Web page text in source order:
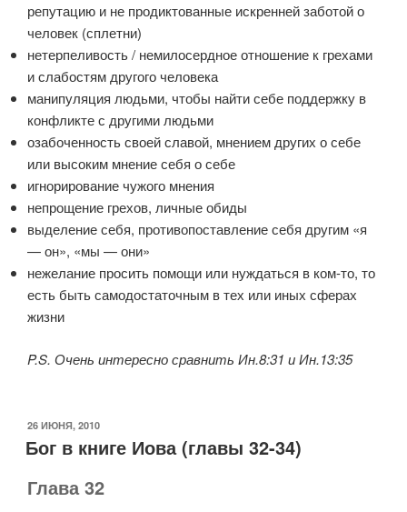
репутацию и не продиктованные искренней заботой о
человек (сплетни)
нетерпеливость / немилосердное отношение к грехами
и слабостям другого человека
манипуляция людьми, чтобы найти себе поддержку в
конфликте с другими людьми
озабоченность своей славой, мнением других о себе
или высоким мнение себя о себе
игнорирование чужого мнения
непрощение грехов, личные обиды
выделение себя, противопоставление себя другим «я
— он», «мы — они»
нежелание просить помощи или нуждаться в ком-то, то
есть быть самодостаточным в тех или иных сферах
жизни
P.S. Очень интересно сравнить Ин.8:31 и Ин.13:35
ОПУБЛИКОВАНО
26 ИЮНЯ, 2010
Бог в книге Иова (главы 32-34)
Глава 32